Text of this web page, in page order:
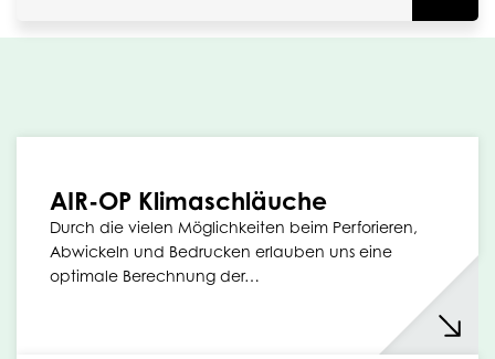
AIR-OP Klimaschläuche
Durch die vielen Möglichkeiten beim Perforieren,
Abwickeln und Bedrucken erlauben uns eine
optimale Berechnung der…